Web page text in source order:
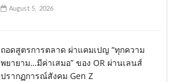
August 5, 2026
ถอดสูตรการตลาด ผ่าแคมเปญ “ทุกความ
พยายาม…มีค่าเสมอ” ของ OR ผ่านเลนส์
ปรากฏการณ์สังคม Gen Z